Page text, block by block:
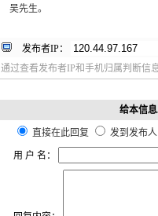
吴先生。
发布者IP：
通过查看发布者IP和手机归属判断信
给本信
直接在此回复 发到发布
用 户 名：